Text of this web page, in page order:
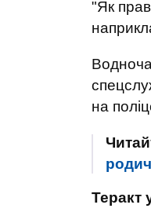
"Як
на
Теракт